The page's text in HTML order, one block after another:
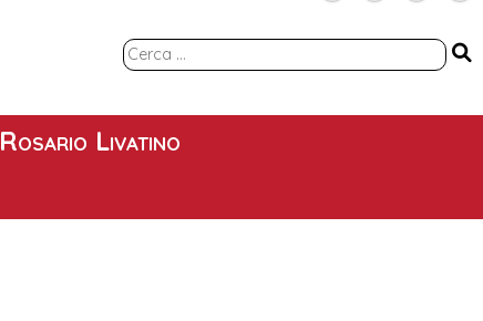
Ricerca
Rosario Livatino